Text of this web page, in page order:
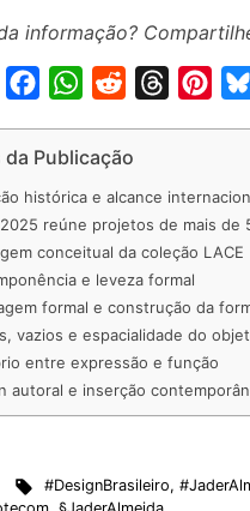
informação?
c
b
o
o
k
W
a
s
A
p
p
d
i
t
a
d
s
e
r
s
Publicação
histórica e alcance
reúne projetos de mais de
conceitual da coleção LACE
e leveza formal
formal e construção da
vazios e espacialidade do
entre expressão e função
autoral e inserção
#DesignBrasileiro,